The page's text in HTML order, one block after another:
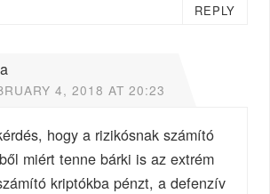
REPLY
4, 2018 AT 20:23
hogy a rizikósnak számító
miért tenne bárki is az extrém
kriptókba pénzt, a defenzív